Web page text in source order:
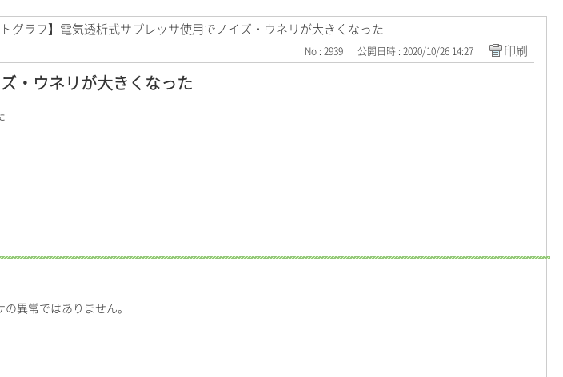
トグラフ】電気透析式サプレッサ使用でノイズ・ウネリが大きくなった
No : 2939 公開日時 : 2020/10/26 14:27 印刷
・ウネリが大きくなった
異常ではありません。